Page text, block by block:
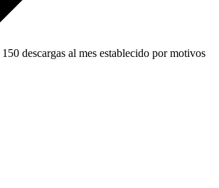
descargas al mes establecido por motivos